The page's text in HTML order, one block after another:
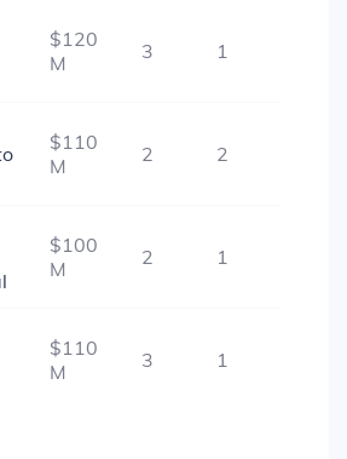
$120
M
3 1
$110
M
2 2
$100
M
2 1
$110
M
3 1